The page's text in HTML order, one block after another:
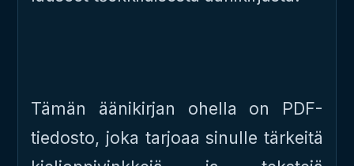
Tämän äänikirjan ohella on PDF-
tiedosto, joka tarjoaa sinulle tärkeitä